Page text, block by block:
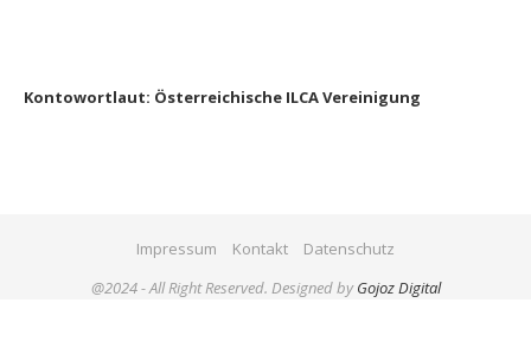
Kontowortlaut: Österreichische ILCA Vereinigung
Impressum Kontakt
Datenschutz
@2024 - All Right Reserved. Designed byGojoz Digital